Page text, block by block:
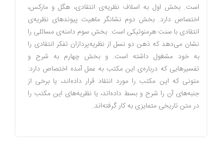
است. بخش اول به اسلاف نظریه‌ی انتقادی، هگل و مارکس،
اختصاص دارد. بخش دوم نشانگر ماهیت پیوندهای نظریه‌ی
انتقادی با سنت هرمنوتیکی است. بخش سوم دامنه‌ی مسائلی را
نشان می‌دهد که ذهن دو نسل از نظریه‌پردازان تفکر انتقادی را
به خود مشغول داشته است. و بخش چهارم به شرح و
تفسیرهایی که درباره‌ی این مکتب به عمل آمده اختصاص دارد:
متونی که این مکتب را مورد انتقاد قرار داده‌اند، یا برخی از
جنبه‌های آن را شرح و بسط داده‌اند، یا نظریه‌های این مکتب را
در متن تاریخی متمایزی به کار گرفته‌اند.